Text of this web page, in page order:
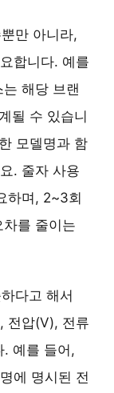
만 아니라,
합니다. 예를
해당 브랜
될 수 있습니
모델명과 함
. 줄자 사용
하며, 2~3회
를 줄이는
다고 해서
전압(V), 전류
. 예를 들어,
에 명시된 전